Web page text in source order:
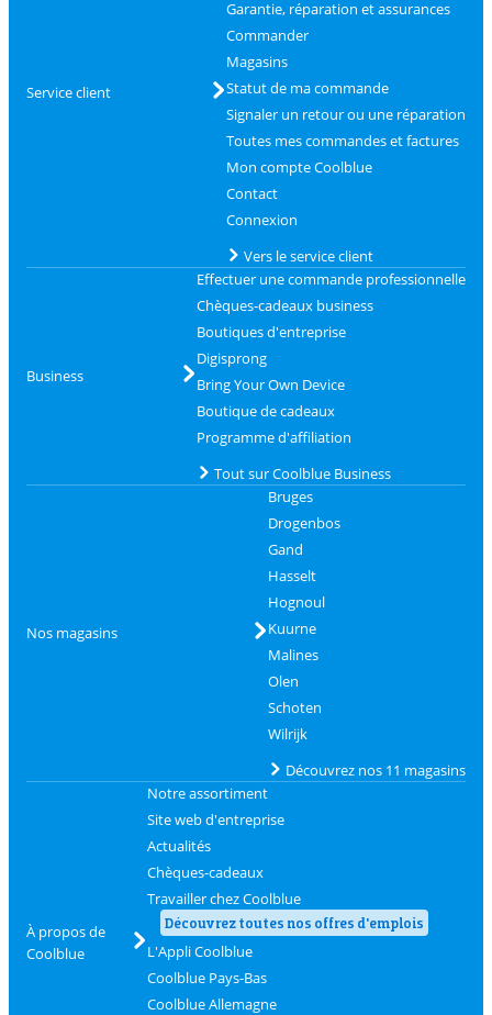
Service client
Garantie, réparation et assurances
Commander
Magasins
Statut de ma commande
Signaler un retour ou une réparation
Toutes mes commandes et factures
Mon compte Coolblue
Contact
Connexion
Vers le service client
Business
Effectuer une commande professionnelle
Chèques-cadeaux business
Boutiques d'entreprise
Digisprong
Bring Your Own Device
Boutique de cadeaux
Programme d'affiliation
Tout sur Coolblue Business
Nos magasins
Bruges
Drogenbos
Gand
Hasselt
Hognoul
Kuurne
Malines
Olen
Schoten
Wilrijk
Découvrez nos 11 magasins
À propos de
Coolblue
Notre assortiment
Site web d'entreprise
Actualités
Chèques-cadeaux
Travailler chez Coolblue
Découvrez toutes nos offres d'emplois
L'Appli Coolblue
Coolblue Pays-Bas
Coolblue Allemagne